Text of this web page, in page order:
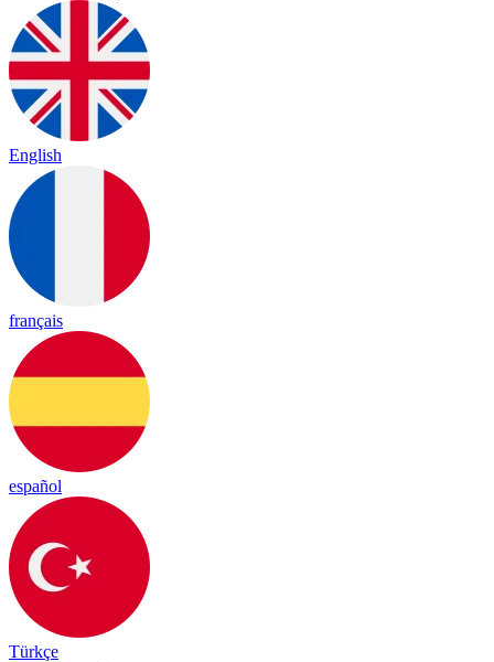
English
français
español
Türkçe